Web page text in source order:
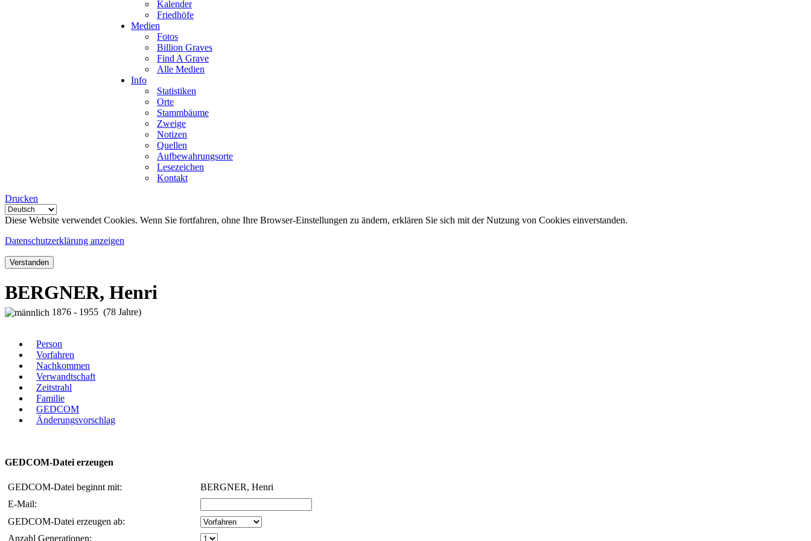
Kalender
Friedhöfe
Medien
Fotos
Billion Graves
Find A Grave
Alle Medien
Info
Statistiken
Orte
Stammbäume
Zweige
Notizen
Quellen
Aufbewahrungsorte
Lesezeichen
Kontakt
Drucken
Diese Website verwendet Cookies. Wenn Sie fortfahren, ohne Ihre Browser-Einstellungen zu ändern, erklären Sie sich mit der Nutzung von Cookies einverstanden.
Datenschutzerklärung anzeigen
Verstanden
BERGNER, Henri
1876 - 1955 (78 Jahre)
Person
Vorfahren
Nachkommen
Verwandtschaft
Zeitstrahl
Familie
GEDCOM
Änderungsvorschlag
GEDCOM-Datei erzeugen
GEDCOM-Datei beginnt mit:
BERGNER, Henri
E-Mail:
GEDCOM-Datei erzeugen ab:
Anzahl Generationen: